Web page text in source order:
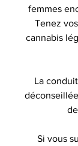
femmes
Tenez
cannabis
La
Si vous